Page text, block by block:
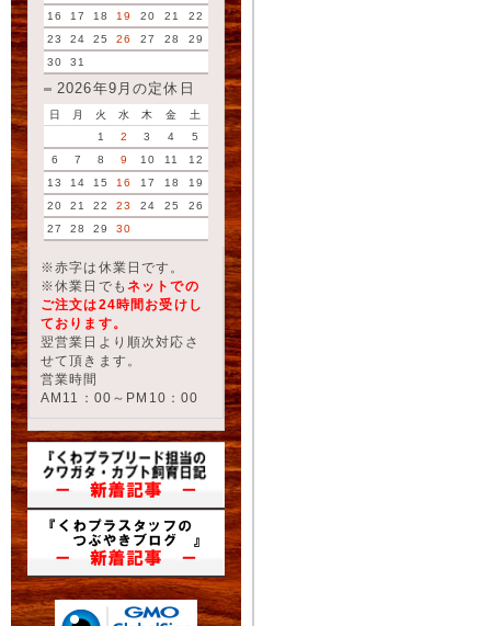
16
17 18 19 20 21
22
23
24 25 26 27 28
29
30
31
2026年9月の定休日
日 月 火 水 木 金
土
1
2 3 4
5
6
7 8 9 10 11
12
13
14 15 16 17 18
19
20
21 22 23 24 25
26
27
28 29 30
※赤字は休業日です。
※休業日でも ネットでの
ご注文は24時間お受けし
ております。
翌営業日より順次対応さ
せて頂きます。
営業時間
AM11：00～PM10：00